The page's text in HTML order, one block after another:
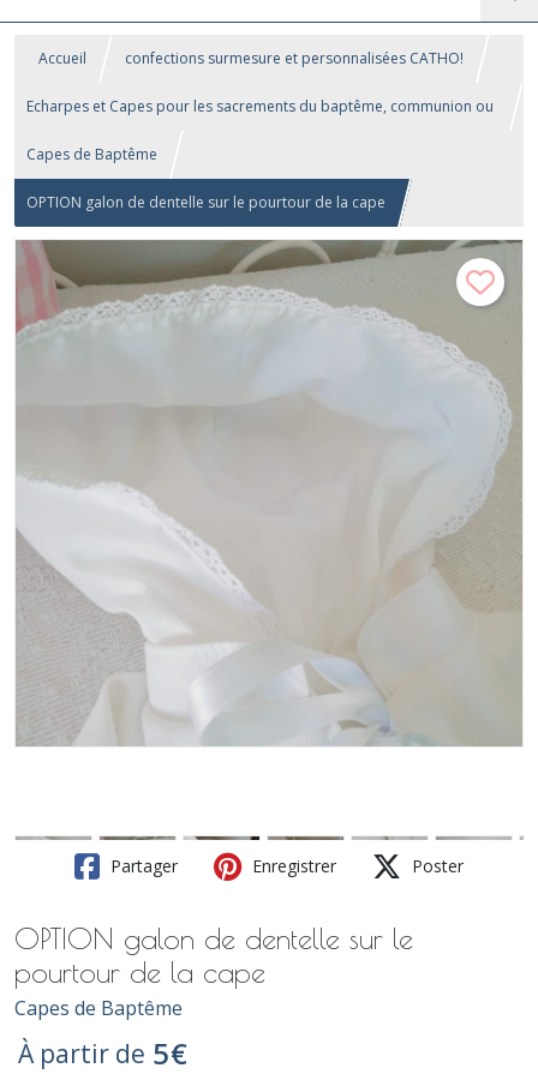
Accueil confections surmesure et personnalisées CATHO!
Echarpes et Capes pour les sacrements du baptême, communion ou
confirmation
Capes de Baptême
OPTION galon de dentelle sur le pourtour de la cape
Partager Enregistrer Poster
OPTION galon de dentelle sur le
pourtour de la cape
Capes de Baptême
À partir de 5€